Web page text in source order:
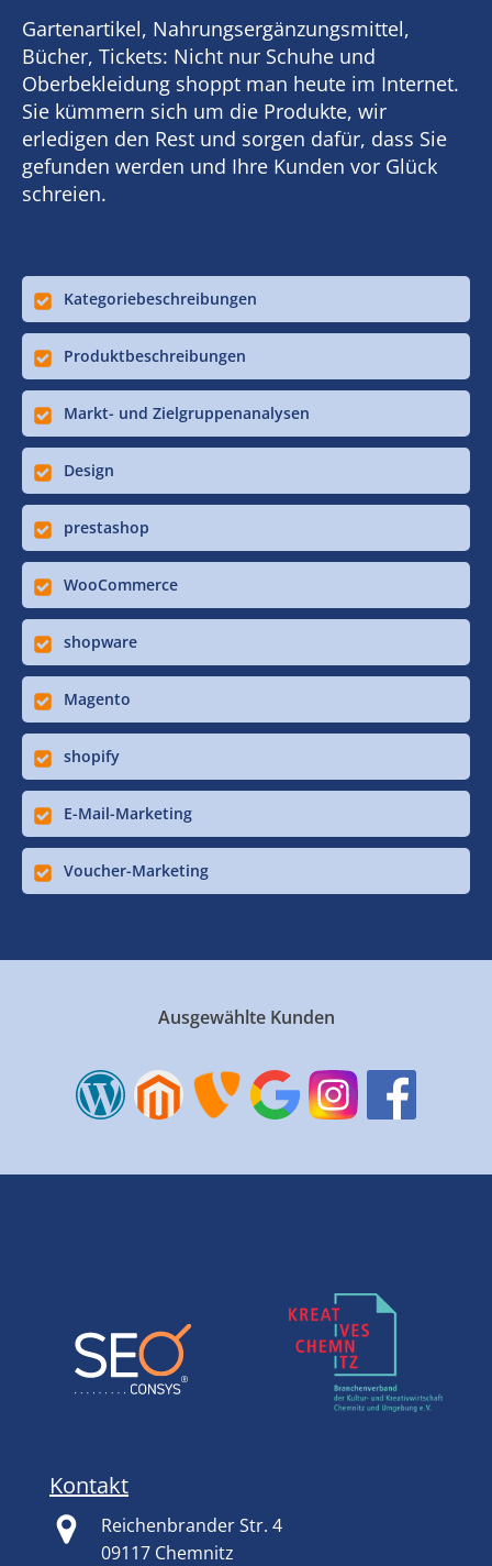
Gartenartikel, Nahrungsergänzungsmittel,
Bücher, Tickets: Nicht nur Schuhe und
Oberbekleidung shoppt man heute im Internet.
Sie kümmern sich um die Produkte, wir
erledigen den Rest und sorgen dafür, dass Sie
gefunden werden und Ihre Kunden vor Glück
schreien.
Kategoriebeschreibungen
Produktbeschreibungen
Markt- und Zielgruppenanalysen
Design
prestashop
WooCommerce
shopware
Magento
shopify
E-Mail-Marketing
Voucher-Marketing
Ausgewählte Kunden
Kontakt
Reichenbrander Str. 4
09117 Chemnitz